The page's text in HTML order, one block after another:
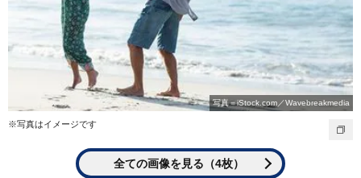
写真＝iStock.com／Wavebreakmedia
※写真はイメージです
全ての画像を見る（4枚）